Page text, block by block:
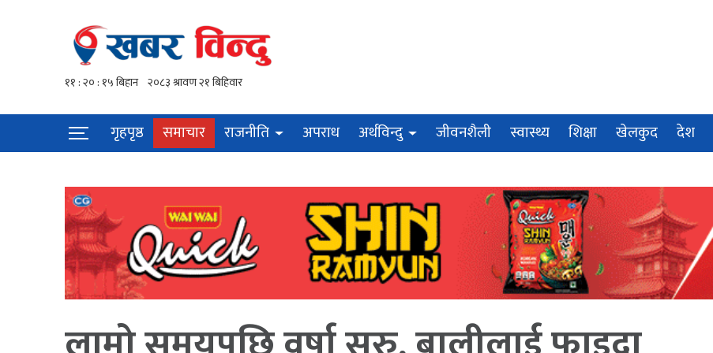
गृहपृष्ठ समाचार राजनीति अपराध अर्थविन्दु जीवनशैली स्वास्थ्य शिक्षा खेलकुद देश